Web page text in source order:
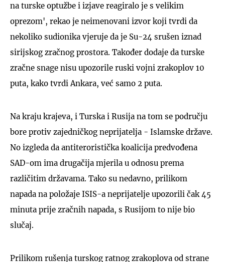
na turske optužbe i izjave reagiralo je s velikim
oprezom', rekao je neimenovani izvor koji tvrdi da
nekoliko sudionika vjeruje da je Su-24 srušen iznad
sirijskog zračnog prostora. Također dodaje da turske
zračne snage nisu upozorile ruski vojni zrakoplov 10
puta, kako tvrdi Ankara, već samo 2 puta.
Na kraju krajeva, i Turska i Rusija na tom se području
bore protiv zajedničkog neprijatelja - Islamske države.
No izgleda da antiteroristička koalicija predvođena
SAD-om ima drugačija mjerila u odnosu prema
različitim državama. Tako su nedavno, prilikom
napada na položaje ISIS-a neprijatelje upozorili čak 45
minuta prije zračnih napada, s Rusijom to nije bio
slučaj.
Prilikom rušenja turskog ratnog zrakoplova od strane